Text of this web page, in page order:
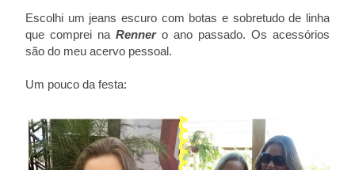
Escolhi um jeans escuro com botas e sobretudo de linha
que comprei na Rennero ano passado. Os acessórios
são do meu acervo pessoal.
Um pouco da festa: